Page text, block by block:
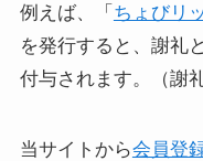
例えば、「 ちょびリ
を発行すると、謝礼
付与されます。（謝
当サイトから会員登